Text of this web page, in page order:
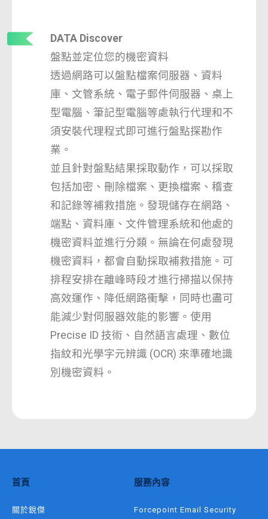
DATA Discover
盤點並定位您的機密資料
透過網路可以盤點檔案伺服器、資料
庫、文管系統、電子郵件伺服器、桌上
型電腦、筆記型電腦等處執行代理和不
須安裝代理程式即可進行盤點探勘作
業。
並且針對盤點結果採取動作，可以採取
包括加密、刪除檔案、更換檔案、稽查
和記錄等補救措施。發現儲存在網路、
端點、資料庫、文件管理系統和他處的
機密資料並進行分類。無論在何處發現
機密資料，都會自動採取補救措施。可
排程安排在離峰時段才進行掃描以保持
高效運作、降低網路衝擊，同時也盡可
能減少對伺服器效能的影響。使用
Precise ID 技術、自然語言處理、數位
指紋和光學字元辨識 (OCR) 來準確地識
別機密資料。
首頁
關於銳傑
服務內容
Forcepoint Email Security